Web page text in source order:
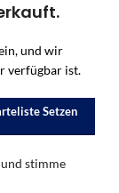
und wir
verfügbar ist.
Setzen
stimme